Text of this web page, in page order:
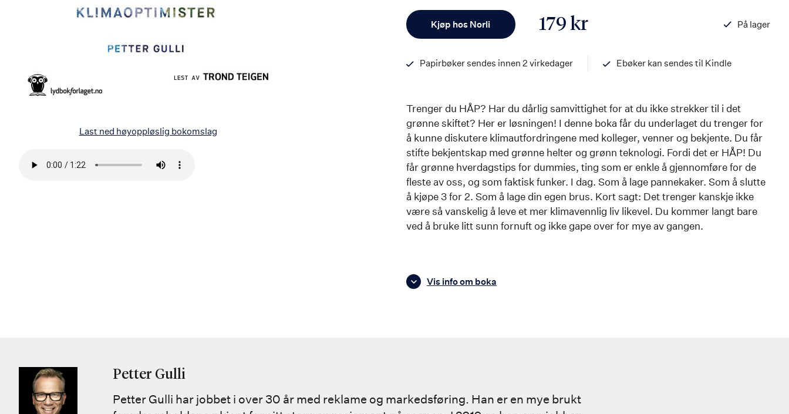
Last ned høyoppløslig bokomslag
Bla
Kjøp hos Norli 179 kr
På lager
Papirbøker sendes innen 2 virkedager
Ebøker kan sendes til Kindle
Trenger du HÅP? Har du dårlig samvittighet for at du ikke strekker til i det
grønne skiftet? Her er løsningen! I denne boka får du underlaget du trenger for
å kunne diskutere klimautfordringene med kolleger, venner og bekjente. Du får
stifte bekjentskap med grønne helter og grønn teknologi. Fordi det er HÅP! Du
får grønne hverdagstips for dummies, ting som er enkle å gjennomføre for de
fleste av oss, og som faktisk funker. I dag. Som å lage pannekaker. Som å slutte
å kjøpe 3 for 2. Som å lage din egen brus. Kort sagt: Det trenger kanskje ikke
være så vanskelig å leve et mer klimavennlig liv likevel. Du kommer langt bare
ved å bruke litt sunn fornuft og ikke gape over for mye av gangen.
Vis info om boka
Petter Gulli
Petter Gulli har jobbet i over 30 år med reklame og markedsføring. Han er en mye brukt